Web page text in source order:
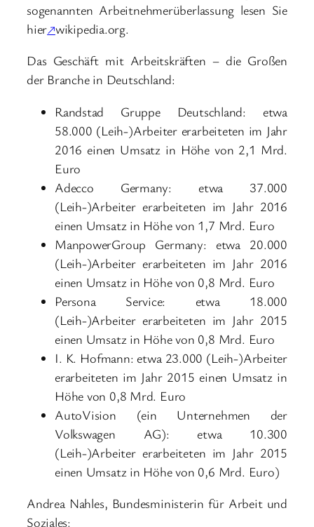
sogenannten Arbeitnehmerüberlassung lesen Sie
hier↗wikipedia.org.
Das Geschäft mit Arbeitskräften – die Großen
der Branche in Deutschland:
Randstad Gruppe Deutschland: etwa
58.000 (Leih-)Arbeiter erarbeiteten im Jahr
2016 einen Umsatz in Höhe von 2,1 Mrd.
Euro
Adecco Germany: etwa 37.000
(Leih-)Arbeiter erarbeiteten im Jahr 2016
einen Umsatz in Höhe von 1,7 Mrd. Euro
ManpowerGroup Germany: etwa 20.000
(Leih-)Arbeiter erarbeiteten im Jahr 2016
einen Umsatz in Höhe von 0,8 Mrd. Euro
Persona Service: etwa 18.000
(Leih-)Arbeiter erarbeiteten im Jahr 2015
einen Umsatz in Höhe von 0,8 Mrd. Euro
I. K. Hofmann: etwa 23.000 (Leih-)Arbeiter
erarbeiteten im Jahr 2015 einen Umsatz in
Höhe von 0,8 Mrd. Euro
AutoVision (ein Unternehmen der
Volkswagen AG): etwa 10.300
(Leih-)Arbeiter erarbeiteten im Jahr 2015
einen Umsatz in Höhe von 0,6 Mrd. Euro)
Andrea Nahles, Bundesministerin für Arbeit und
Soziales: